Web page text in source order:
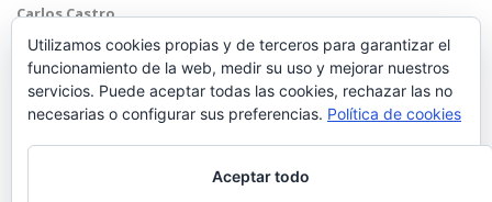
Carlos Castro
Málaga
Mobile: +34 652 83 71 98
hola@carloscastrofotografo.com
Utilizamos cookies propias y de terceros para garantizar el
funcionamiento de la web, medir su uso y mejorar nuestros
servicios. Puede aceptar todas las cookies, rechazar las no
necesarias o configurar sus preferencias. Política de cookies
Aceptar todo